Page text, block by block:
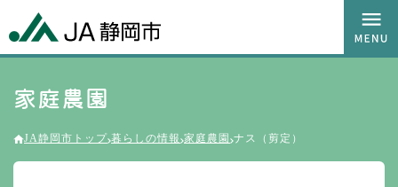
家庭農園
JA静岡市トップ 暮らしの情報 家庭農園 ナス（剪定）